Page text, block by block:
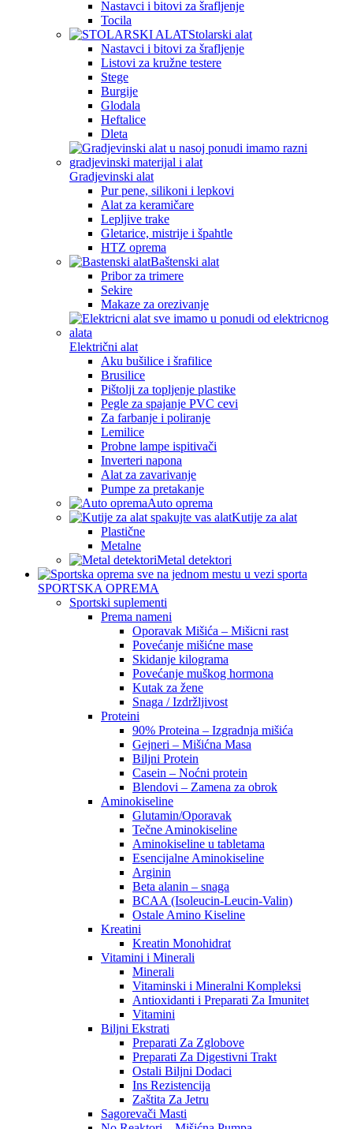
Nastavci i bitovi za šrafljenje
Tocila
Stolarski alat
Nastavci i bitovi za šrafljenje
Listovi za kružne testere
Stege
Burgije
Glodala
Heftalice
Dleta
Gradjevinski alat
Pur pene, silikoni i lepkovi
Alat za keramičare
Lepljive trake
Gletarice, mistrije i špahtle
HTZ oprema
Baštenski alat
Pribor za trimere
Sekire
Makaze za orezivanje
Električni alat
Aku bušilice i šrafilice
Brusilice
Pištolji za topljenje plastike
Pegle za spajanje PVC cevi
Za farbanje i poliranje
Lemilice
Probne lampe ispitivači
Inverteri napona
Alat za zavarivanje
Pumpe za pretakanje
Auto oprema
Kutije za alat
Plastične
Metalne
Metal detektori
SPORTSKA OPREMA
Sportski suplementi
Prema nameni
Oporavak Mišića – Mišicni rast
Povećanje mišićne mase
Skidanje kilograma
Povećanje muškog hormona
Kutak za žene
Snaga / Izdržljivost
Proteini
90% Proteina – Izgradnja mišića
Gejneri – Mišićna Masa
Biljni Protein
Casein – Noćni protein
Blendovi – Zamena za obrok
Aminokiseline
Glutamin/Oporavak
Tečne Aminokiseline
Aminokiseline u tabletama
Esencijalne Aminokiseline
Arginin
Beta alanin – snaga
BCAA (Isoleucin-Leucin-Valin)
Ostale Amino Kiseline
Kreatini
Kreatin Monohidrat
Vitamini i Minerali
Minerali
Vitaminski i Mineralni Kompleksi
Antioxidanti i Preparati Za Imunitet
Vitamini
Biljni Ekstrati
Preparati Za Zglobove
Preparati Za Digestivni Trakt
Ostali Biljni Dodaci
Ins Rezistencija
Zaštita Za Jetru
Sagorevači Masti